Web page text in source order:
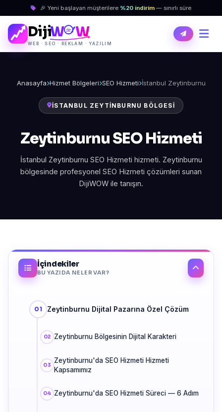
🎉 Yeni başlayan müşterilere %20 indirim — sınırlı süre
DijiW W
WEB · SEO · REKLAM · YAZILIM
Anasayfa Hizmet Bölgeleri SEO Hizmeti İstanbul Zeytinburnu
İSTANBUL ZEYTINBURNU BÖLGESI
Zeytinburnu SEO Hizmeti
İstanbul Zeytinburnu SEO Hizmeti hizmeti. Zeytinburnu
bölgesinde profesyonel SEO Hizmeti çözümleri sunan
DijiWOW ile tanışın.
İçindekiler
BU YAZIDA NELER VAR?
Zeytinburnu Dijital Pazarına Özel Çözüm
Zeytinburnu Bölgesinin Dijital Karakteri
Zeytinburnu'da SEO Hizmeti Hizmeti
Kapsamımız
Zeytinburnu'da SEO Hizmeti Süreci — 6 Adım